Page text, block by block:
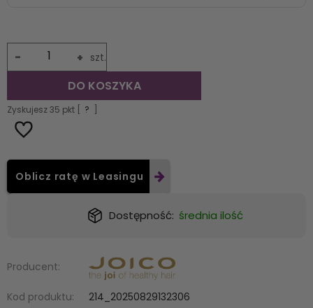
+
- szt.
DO KOSZYKA
Zyskujesz35 pkt [ ?
Oblicz ratę w Leasingu
Dostępność: średnia ilość
Producent:
Kod produktu:
214_20250829132306